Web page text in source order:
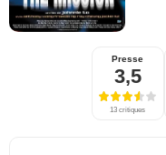
Presse
3,5
13 critiques